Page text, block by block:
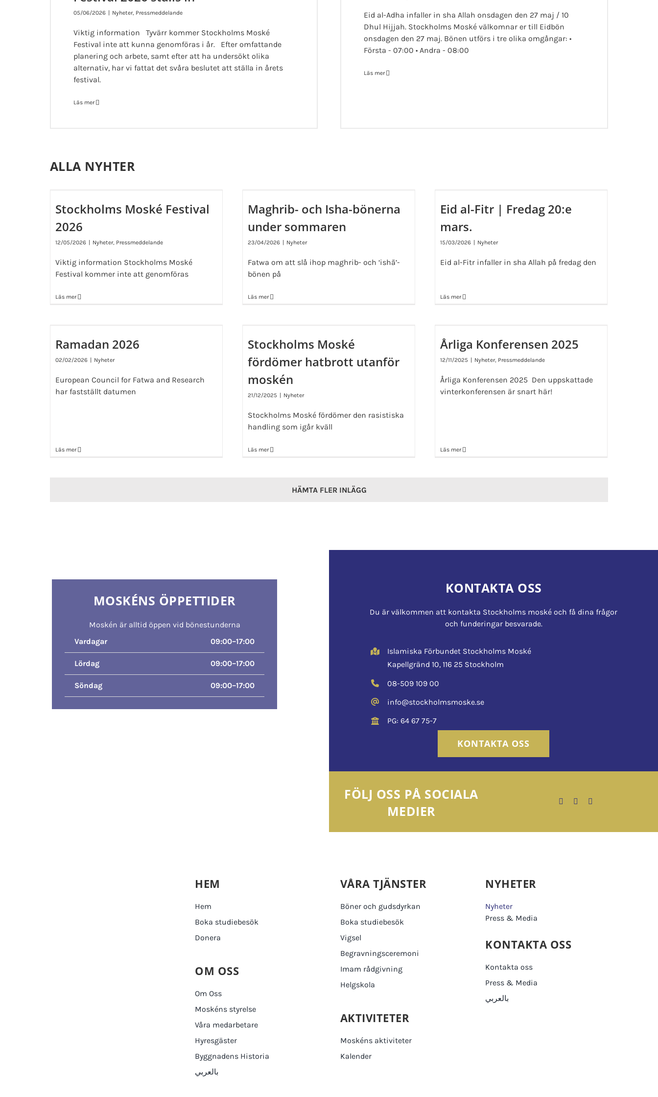
05/06/2026 Nyheter, Pressmeddelande
Viktig information Tyvärr kommer Stockholms Moské
Festival inte att kunna genomföras i år. Efter omfattande
planering och arbete, samt efter att ha undersökt olika
alternativ, har vi fattat det svåra beslutet att ställa in årets
festival.
Läs mer
Eid al-Adha infaller in sha Allah onsdagen den 27 maj / 10
Dhul Hijjah. Stockholms Moské välkomnar er till Eidbön
onsdagen den 27 maj. Bönen utförs i tre olika omgångar: •
Första - 07:00 • Andra - 08:00
Läs mer
ALLA NYHTER
Stockholms Moské Festival
2026
12/05/2026 | Nyheter, Pressmeddelande
Viktig information Stockholms Moské
Festival kommer inte att genomföras
Läs mer
Maghrib- och Isha-bönerna
under sommaren
23/04/2026 | Nyheter
Fatwa om att slå ihop maghrib- och ‘ishā’-
bönen på
Läs mer
Eid al-Fitr | Fredag 20:e
mars.
15/03/2026 | Nyheter
Eid al-Fitr infaller in sha Allah på fredag den
Läs mer
Ramadan 2026
02/02/2026 | Nyheter
European Council for Fatwa and Research
har fastställt datumen
Läs mer
Stockholms Moské
fördömer hatbrott utanför
moskén
21/12/2025 | Nyheter
Stockholms Moské fördömer den rasistiska
handling som igår kväll
Läs mer
Årliga Konferensen 2025
12/11/2025 | Nyheter, Pressmeddelande
Årliga Konferensen 2025 Den uppskattade
vinterkonferensen är snart här!
Läs mer
HÄMTA FLER INLÄGG
MOSKÉNS ÖPPETTIDER
Moskén är alltid öppen vid bönestunderna
Vardagar
09:00–17:00
Lördag 09:00–17:00
Söndag 09:00–17:00
KONTAKTA OSS
Du är välkommen att kontakta Stockholms moské och få dina frågor
och funderingar besvarade.
Islamiska Förbundet Stockholms Moské
Kapellgränd 10, 116 25 Stockholm
08-509 109 00
info@stockholmsmoske.se
PG: 64 67 75-7
KONTAKTA OSS
FÖLJ OSS PÅ SOCIALA
MEDIER
HEM
Hem
Boka studiebesök
Donera
OM OSS
Om Oss
Moskéns styrelse
Våra medarbetare
Hyresgäster
Byggnadens Historia
بالعربي
VÅRA TJÄNSTER
Böner och gudsdyrkan
Boka studiebesök
Vigsel
Begravningsceremoni
Imam rådgivning
Helgskola
AKTIVITETER
Moskéns aktiviteter
Kalender
NYHETER
Nyheter
Press & Media
KONTAKTA OSS
Kontakta oss
Press & Media
بالعربي